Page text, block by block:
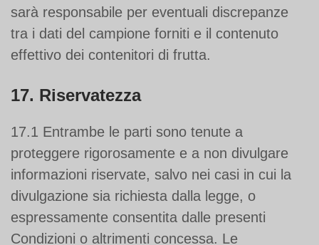
sarà responsabile per eventuali discrepanze
tra i dati del campione forniti e il contenuto
effettivo dei contenitori di frutta.
17. Riservatezza
17.1 Entrambe le parti sono tenute a
proteggere rigorosamente e a non divulgare
informazioni riservate, salvo nei casi in cui la
divulgazione sia richiesta dalla legge, o
espressamente consentita dalle presenti
Condizioni o altrimenti concessa. Le